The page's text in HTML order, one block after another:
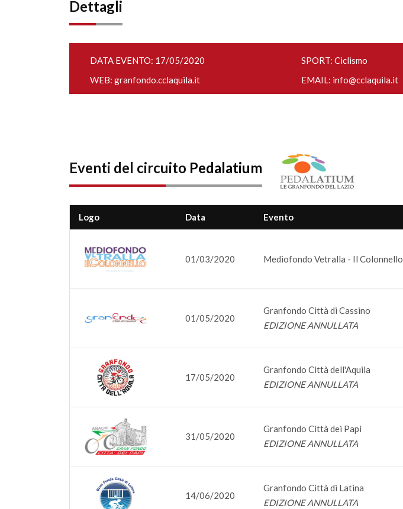
Dettagli
DATA EVENTO: 17/05/2020 SPORT: Ciclismo
WEB: granfondo.cclaquila.it EMAIL: info@cclaquila.it
Eventi del circuito Pedalatium
Logo Data Evento
01/03/2020 Mediofondo Vetralla - Il Colonnello
01/05/2020
Granfondo Città di Cassino
EDIZIONE ANNULLATA
17/05/2020
Granfondo Città dell'Aquila
EDIZIONE ANNULLATA
31/05/2020
Granfondo Città dei Papi
EDIZIONE ANNULLATA
14/06/2020
Granfondo Città di Latina
EDIZIONE ANNULLATA